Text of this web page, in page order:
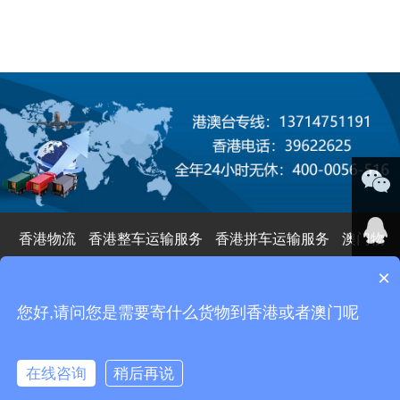
香港物流 香港整车运输服务 香港拼车运输服务
澳门物
中港吨车
中港柜车 中港平板车 中港吊机车 中港冷藏车
版权所有 © 2022 深圳市港珠澳物流有限公司 All Rights
Reserved. 粤ICP备2022109474号
微信咨
业务咨
×
您好,请问您是需要寄什么货物到香港或者澳门呢
在线咨询
稍后再说
在线咨询
联系我们